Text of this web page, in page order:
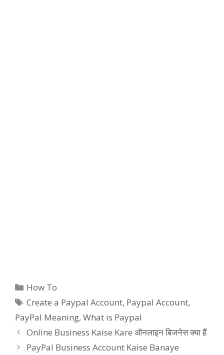
Categories
How To
Tags
Create a Paypal Account, Paypal Account,
PayPal Meaning, What is Paypal
Online Business Kaise Kare ऑनलाइन बिजनेस क्या हैं
PayPal Business Account Kaise Banaye